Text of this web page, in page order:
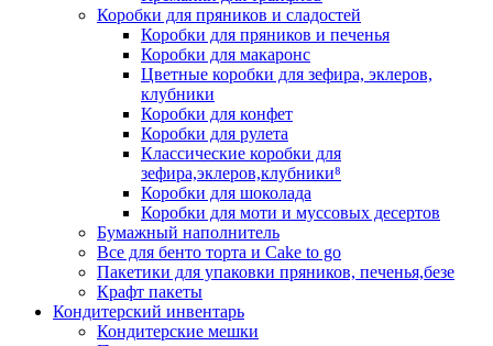
Коробки для пряников и сладостей
Коробки для пряников и печенья
Коробки для макаронс
Цветные коробки для зефира, эклеров,
клубники
Коробки для конфет
Коробки для рулета
Классические коробки для
зефира,эклеров,клубники⁸
Коробки для шоколада
Коробки для моти и муссовых десертов
Бумажный наполнитель
Все для бенто торта и Cake to go
Пакетики для упаковки пряников, печенья,безе
Крафт пакеты
Кондитерский инвентарь
Кондитерские мешки